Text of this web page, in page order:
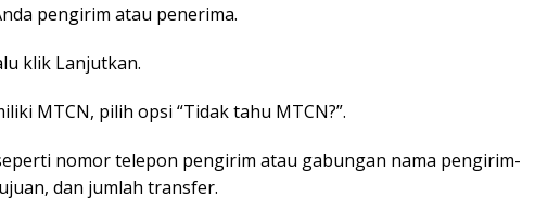
pengirim atau penerima.
klik Lanjutkan.
MTCN, pilih opsi “Tidak tahu MTCN?”.
nomor telepon pengirim atau gabungan nama pengirim-
dan jumlah transfer.